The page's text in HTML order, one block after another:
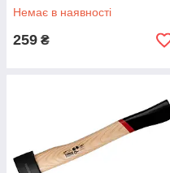
Немає в наявності
259 ₴